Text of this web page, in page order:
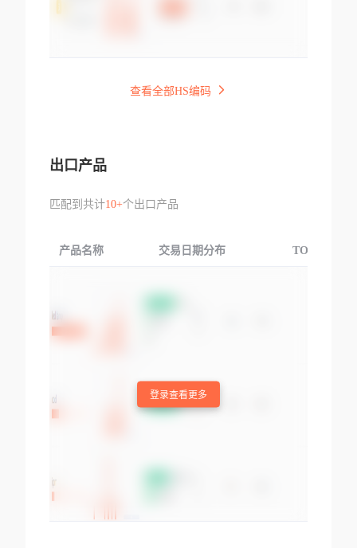
查看全部HS编码
出口产品
匹配到共计10+个出口产品
产品名称 交易日期分布 TOP3交易国
登录查看更多